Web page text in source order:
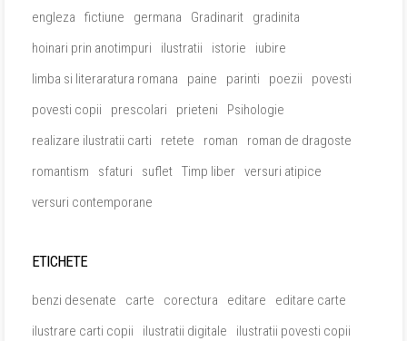
engleza
fictiune germana Gradinarit
gradinita
hoinari prin anotimpuri
ilustratii istorie
iubire
limba si literaratura romana
paine parinti poezii
povesti
povesti copii
prescolari prieteni
Psihologie
realizare ilustratii carti
retete roman
roman de dragoste
romantism
sfaturi suflet Timp liber versuri atipice
versuri contemporane
ETICHETE
benzi desenate carte corectura editare
editare carte
ilustrare carti copii
ilustratii digitale
ilustratii povesti copii